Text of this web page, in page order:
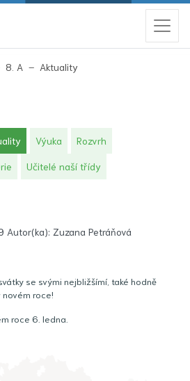
8. A Aktuality
(aktuální)
Výuka Rozvrh
Učitelé naší třídy
Autor(ka): Zuzana Petráňová
se svými nejbližšímí, také hodně
roce!
roce 6. ledna.